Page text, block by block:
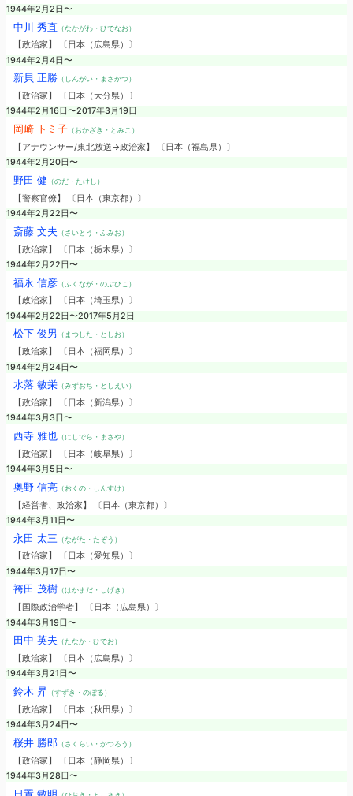
1944年2月2日〜
中川 秀直 （なかがわ・ひでなお）
【政治家】 〔日本（広島県）〕
1944年2月4日〜
新貝 正勝（しんがい・まさかつ）
【政治家】 〔日本（大分県）〕
1944年2月16日〜2017年3月19日
岡崎 トミ子（おかざき・とみこ）
【アナウンサー/東北放送→政治家】 〔日本（福島県）〕
1944年2月20日〜
野田 健 （のだ・たけし）
【警察官僚】 〔日本（東京都）〕
1944年2月22日〜
斎藤 文夫 （さいとう・ふみお）
【政治家】 〔日本（栃木県）〕
1944年2月22日〜
福永 信彦（ふくなが・のぶひこ）
【政治家】 〔日本（埼玉県）〕
1944年2月22日〜2017年5月2日
松下 俊男 （まつした・としお）
【政治家】 〔日本（福岡県）〕
1944年2月24日〜
水落 敏栄（みずおち・としえい）
【政治家】 〔日本（新潟県）〕
1944年3月3日〜
西寺 雅也（にしでら・まさや）
【政治家】 〔日本（岐阜県）〕
1944年3月5日〜
奥野 信亮（おくの・しんすけ）
【経営者、政治家】 〔日本（東京都）〕
1944年3月11日〜
永田 太三 （ながた・たぞう）
【政治家】 〔日本（愛知県）〕
1944年3月17日〜
袴田 茂樹（はかまだ・しげき）
【国際政治学者】 〔日本（広島県）〕
1944年3月19日〜
田中 英夫 （たなか・ひでお）
【政治家】 〔日本（広島県）〕
1944年3月21日〜
鈴木 昇（すずき・のぼる）
【政治家】 〔日本（秋田県）〕
1944年3月24日〜
桜井 勝郎（さくらい・かつろう）
【政治家】 〔日本（静岡県）〕
1944年3月28日〜
日置 敏明